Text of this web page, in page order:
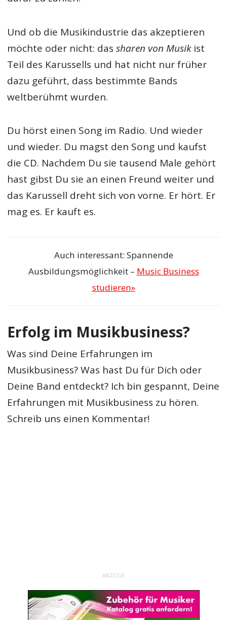
Und ob die Musikindustrie das akzeptieren
möchte oder nicht: dassharen von Musikist
Teil des Karussells und hat nicht nur früher
dazu geführt, dass bestimmte Bands
weltberühmt wurden.
Du hörst einen Song im Radio. Und wieder
und wieder. Du magst den Song und kaufst
die CD. Nachdem Du sie tausend Male gehört
hast gibst Du sie an einen Freund weiter und
das Karussell dreht sich von vorne. Er hört. Er
mag es. Er kauft es.
Auch interessant: Spannende
Ausbildungsmöglichkeit – Music Business
studieren»
Erfolg im Musikbusiness?
Was sind Deine Erfahrungen im
Musikbusiness? Was hast Du für Dich oder
Deine Band entdeckt? Ich bin gespannt, Deine
Erfahrungen mit Musikbusiness zu hören.
Schreib uns einen Kommentar!
ANZEIGE